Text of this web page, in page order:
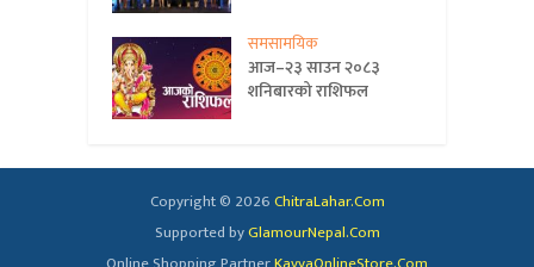
समसामयिक
आज–२३ साउन २०८३
शनिबारको राशिफल
Copyright © 2026ChitraLahar.Com
Supported byGlamourNepal.Com